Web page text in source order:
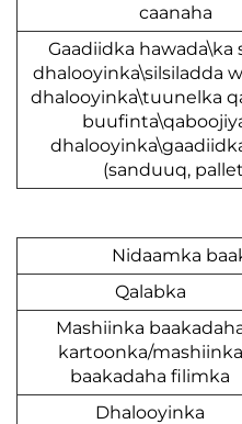
Gaadiidka
Qalabka
Mashiinka
kartoonka/
baakadaha